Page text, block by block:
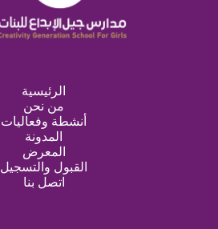
الرئيسية
من نحن
أنشطة وفعاليات
المدونة
المعرض
القبول والتسجيل
اتصل بنا